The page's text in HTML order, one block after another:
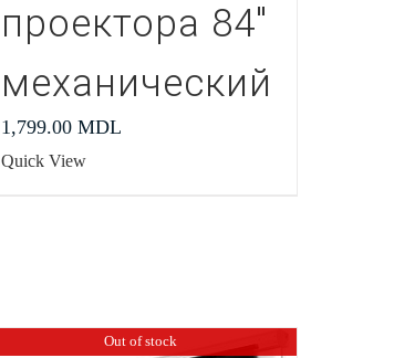
проектора 84″
механический
1,799.00MDL
Quick View
Out of stock